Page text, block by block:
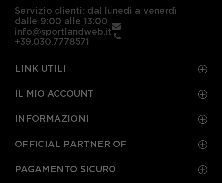
Servizio clienti: dal lunedì a venerdì
dalle 9:00 alle 13:00
info@sportlandweb.it
+39.030.7778571
LINK UTILI
IL MIO ACCOUNT
INFORMAZIONI
OFFICIAL PARTNER OF
PAGAMENTO SICURO